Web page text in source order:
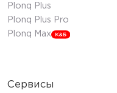
Plonq Plus
Plonq Plus Pro
Plonq Max
Сервисы